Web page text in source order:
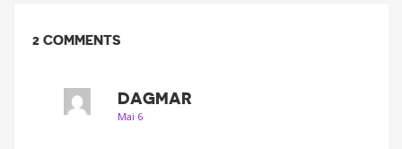
2 COMMENTS
DAGMAR
Mai 6